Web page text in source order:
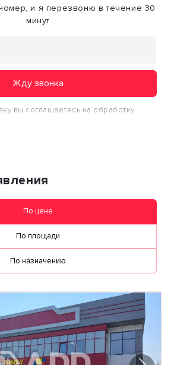
и я перезвоню в течение 30
минут
Жду звонка
вы соглашаетесь на обработку
По цене
По площади
По назначению